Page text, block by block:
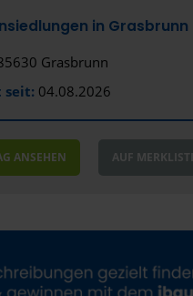
in Grasbrunn
Grasbrunn
seit: 04.08.2026
ANSEHEN AUF